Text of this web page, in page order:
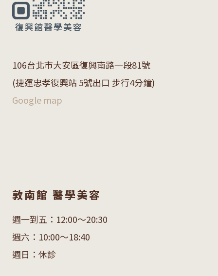
106台北市大安區復興南路一段81號
(捷運忠孝復興站 5號出口 步行4分鐘)
Google map
敦南館 醫學美容
週一到五：12:00～20:30
週六：10:00～18:40
週日：休診